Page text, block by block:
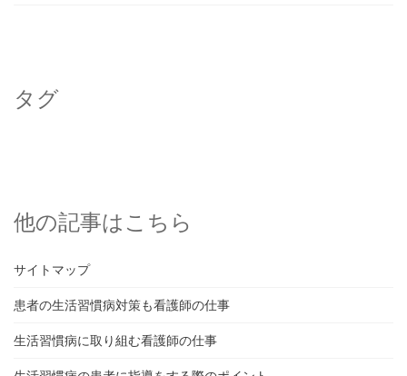
タグ
他の記事はこちら
サイトマップ
患者の生活習慣病対策も看護師の仕事
生活習慣病に取り組む看護師の仕事